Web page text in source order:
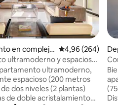
de 5. 221 evaluaciones
en complejo
Ciudad del Ca
Calificación
4,96 (264)
ultramoderno y espacioso
el centro de la ciudad
ultramoderno,
espacioso (200 metros
dos niveles (2 plantas)
de doble acristalamiento
bo